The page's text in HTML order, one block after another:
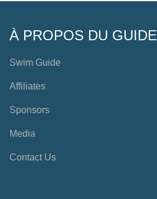
À PROPOS DU GUIDE
Swim Guide
Affiliates
Sponsors
Media
Contact Us